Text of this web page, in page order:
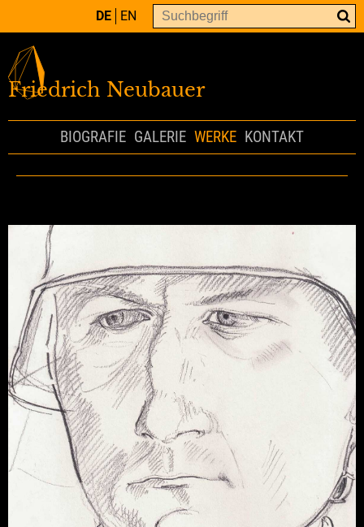
DE EN
Friedrich Neubauer
BIOGRAFIE GALERIE WERKE KONTAKT